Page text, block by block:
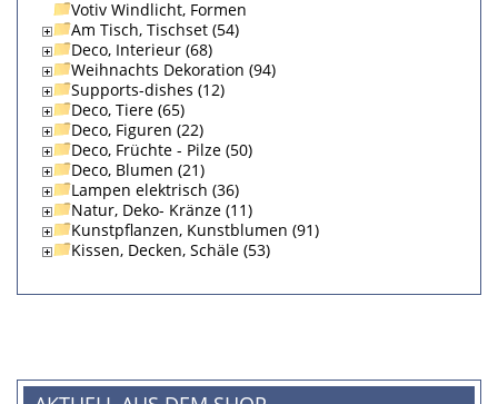
Votiv Windlicht, Formen
Am Tisch, Tischset (54)
Deco, Interieur (68)
Weihnachts Dekoration (94)
Supports-dishes (12)
Deco, Tiere (65)
Deco, Figuren (22)
Deco, Früchte - Pilze (50)
Deco, Blumen (21)
Lampen elektrisch (36)
Natur, Deko- Kränze (11)
Kunstpflanzen, Kunstblumen (91)
Kissen, Decken, Schäle (53)